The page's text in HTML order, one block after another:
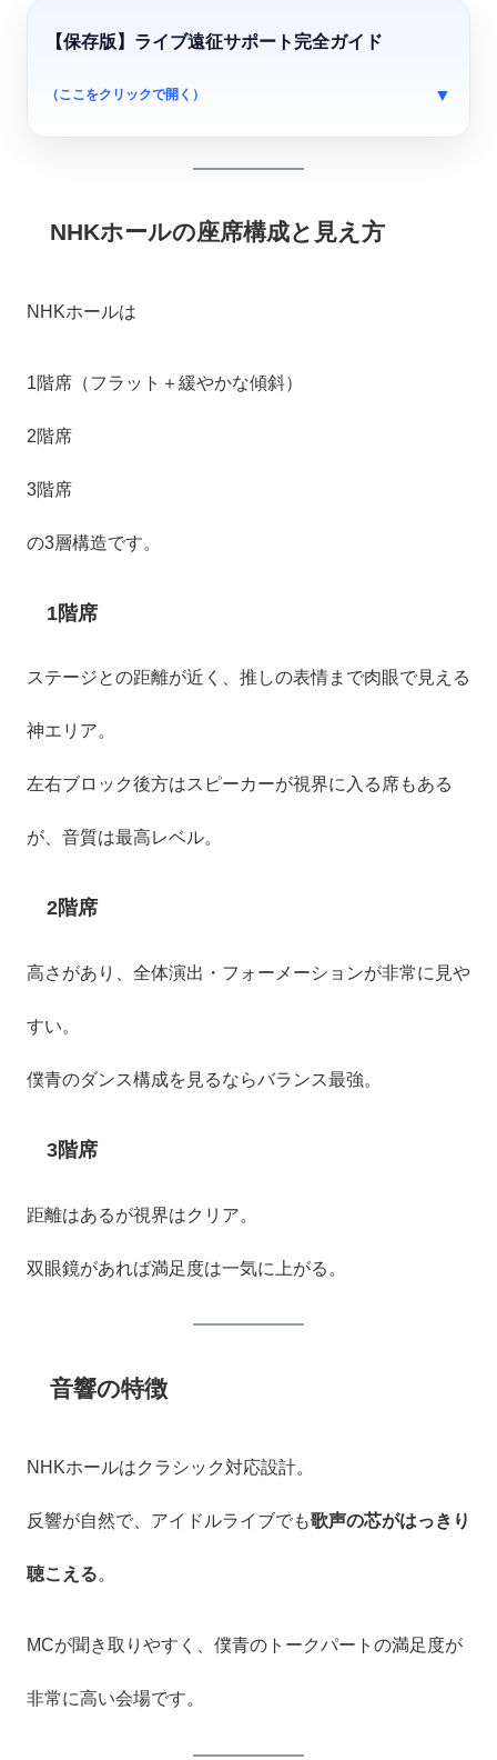
【保存版】ライブ遠征サポート完全ガイド
（ここをクリックで開く）
NHKホールの座席構成と見え方
NHKホールは
1階席（フラット＋緩やかな傾斜）
2階席
3階席
の3層構造です。
1階席
ステージとの距離が近く、推しの表情まで肉眼で見える
神エリア。
左右ブロック後方はスピーカーが視界に入る席もある
が、音質は最高レベル。
2階席
高さがあり、全体演出・フォーメーションが非常に見や
すい。
僕青のダンス構成を見るならバランス最強。
3階席
距離はあるが視界はクリア。
双眼鏡があれば満足度は一気に上がる。
音響の特徴
NHKホールはクラシック対応設計。
反響が自然で、アイドルライブでも歌声の芯がはっきり
聴こえる。
MCが聞き取りやすく、僕青のトークパートの満足度が
非常に高い会場です。